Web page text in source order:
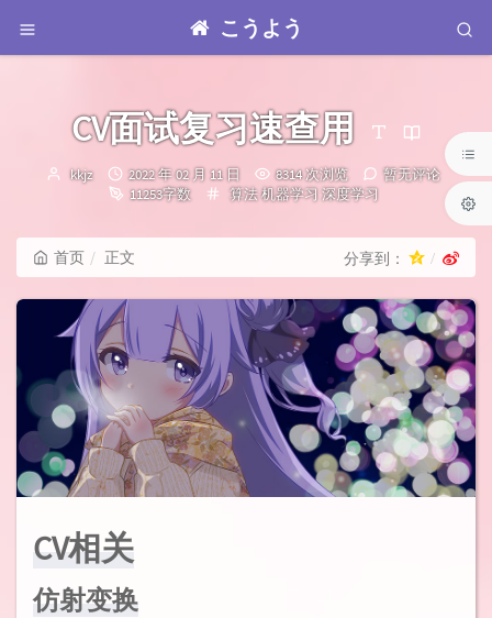
こうよう
CV面试复习速查用
博
kkjz
发
布
2022 年 02 月 11 日 8314 次浏览
暂无评论
11253字数
分
算法机器学习 深度学习
首页 正文 分享到：
CV相关
仿射变换